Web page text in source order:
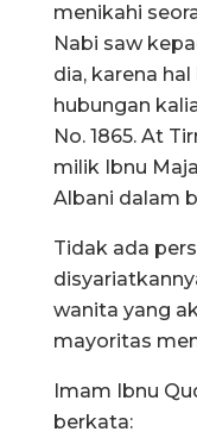
menikahi
Nabi saw
dia, karena
hubungan
No. 1865. At
milik Ibnu
Albani dalam
Tidak ada
wanita yang
mayoritas
Imam Ibnu
berkata: